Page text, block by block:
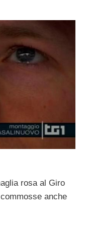
rosa al Giro
anche